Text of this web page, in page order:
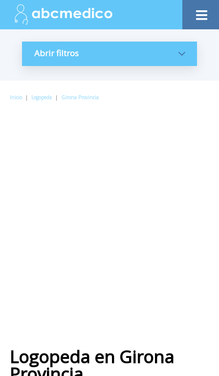
Abrir filtros
Inicio | Logopeda | Girona Provincia
Logopeda en Girona